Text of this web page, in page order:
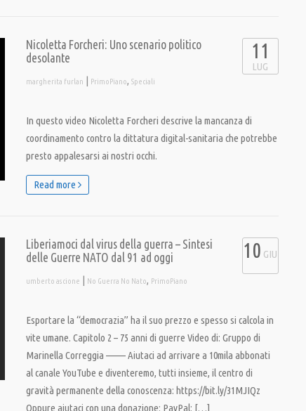
Nicoletta Forcheri: Uno scenario politico
desolante
margherita furlan | PrimoPiano, Speciali
11
LUG
In questo video Nicoletta Forcheri descrive la mancanza di
coordinamento contro la dittatura digital-sanitaria che potrebbe
presto appalesarsi ai nostri occhi.
Read more
Liberiamoci dal virus della guerra – Sintesi
delle Guerre NATO dal 91 ad oggi
umberto ascione | No Guerra No Nato, PrimoPiano
10 GIU
Esportare la “democrazia” ha il suo prezzo e spesso si calcola in
vite umane. Capitolo 2 – 75 anni di guerre Video di: Gruppo di
Marinella Correggia ——– Aiutaci ad arrivare a 10mila abbonati
al canale YouTube e diventeremo, tutti insieme, il centro di
gravità permanente della conoscenza: https://bit.ly/31MJIQz
Oppure aiutaci con una donazione: PayPal: […]